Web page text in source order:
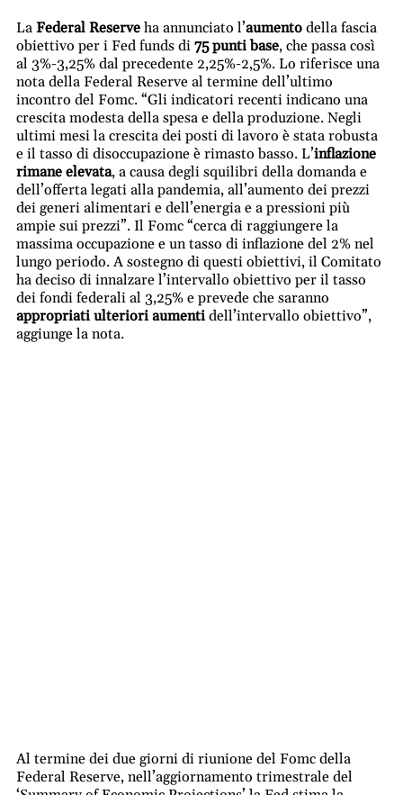
La Federal Reserve ha annunciato l’aumento della fascia
obiettivo per i Fed funds di 75 punti base, che passa così
al 3%-3,25% dal precedente 2,25%-2,5%. Lo riferisce una
nota della Federal Reserve al termine dell’ultimo
incontro del Fomc. “Gli indicatori recenti indicano una
crescita modesta della spesa e della produzione. Negli
ultimi mesi la crescita dei posti di lavoro è stata robusta
e il tasso di disoccupazione è rimasto basso. L’inflazione
rimane elevata, a causa degli squilibri della domanda e
dell’offerta legati alla pandemia, all’aumento dei prezzi
dei generi alimentari e dell’energia e a pressioni più
ampie sui prezzi”. Il Fomc “cerca di raggiungere la
massima occupazione e un tasso di inflazione del 2% nel
lungo periodo. A sostegno di questi obiettivi, il Comitato
ha deciso di innalzare l’intervallo obiettivo per il tasso
dei fondi federali al 3,25% e prevede che saranno
appropriati ulteriori aumenti dell’intervallo obiettivo”,
aggiunge la nota.
Al termine dei due giorni di riunione del Fomc della
Federal Reserve, nell’aggiornamento trimestrale del